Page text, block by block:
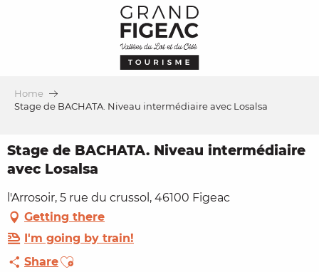
Home
Stage de BACHATA. Niveau intermédiaire avec Losalsa
Stage de BACHATA. Niveau intermédiaire
avec Losalsa
l'Arrosoir, 5 rue du crussol, 46100 Figeac
Getting there
I'm going by train!
ShareAjouter aux favoris